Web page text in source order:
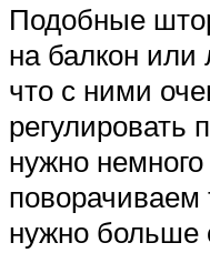
Подобные
на балкон
что с ними
регулировать
нужно
поворачиваем
нужно больше